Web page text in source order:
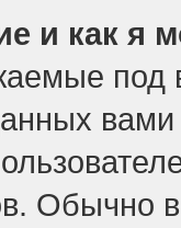
и как я
Обычно